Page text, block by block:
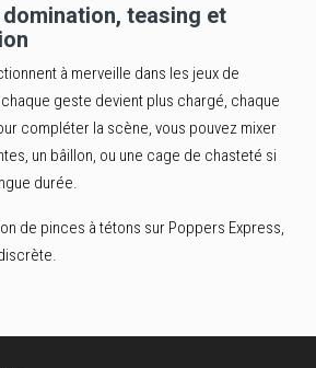
teasing et
à merveille dans les jeux de
geste devient plus chargé, chaque
compléter la scène, vous pouvez mixer
, un bâillon, ou une cage de chasteté si
durée.
de pinces à tétons sur Poppers Express,